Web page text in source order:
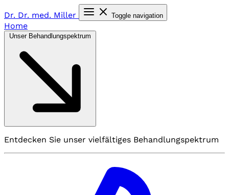
Dr. Dr. med. Miller Toggle navigation
Home
Entdecken Sie unser vielfältiges Behandlungspektrum